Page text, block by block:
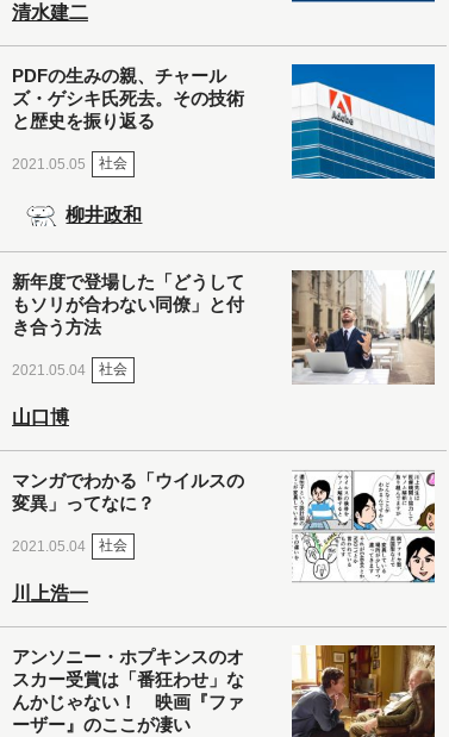
清水建二
PDFの生みの親、チャール
ズ・ゲシキ氏死去。その技術
と歴史を振り返る
2021.05.05 社会
柳井政和
新年度で登場した「どうして
もソリが合わない同僚」と付
き合う方法
2021.05.04 社会
山口博
マンガでわかる「ウイルスの
変異」ってなに？
2021.05.04 社会
川上浩一
アンソニー・ホプキンスのオ
スカー受賞は「番狂わせ」な
んかじゃない！ 映画『ファ
ーザー』のここが凄い